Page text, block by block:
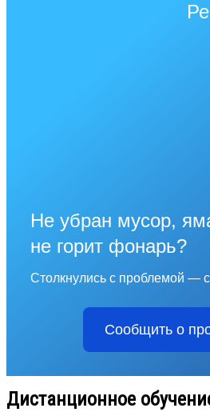
Не убран мусор,
не горит фонарь?
Столкнулись с проблемой —
Сообщить о
Дистанционное